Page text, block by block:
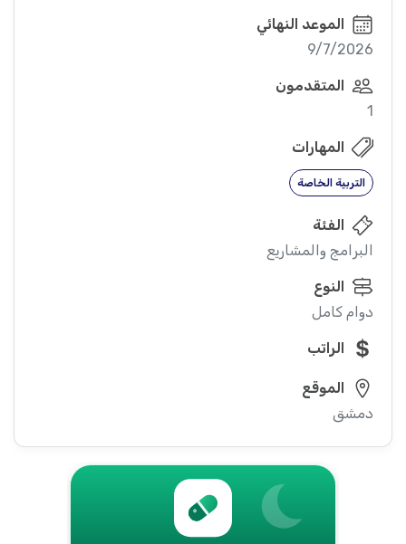
الموعد النهائي
9/7/2026
المتقدمون
1
المهارات
التربية الخاصة
الفئة
البرامج والمشاريع
النوع
دوام كامل
الراتب
الموقع
دمشق